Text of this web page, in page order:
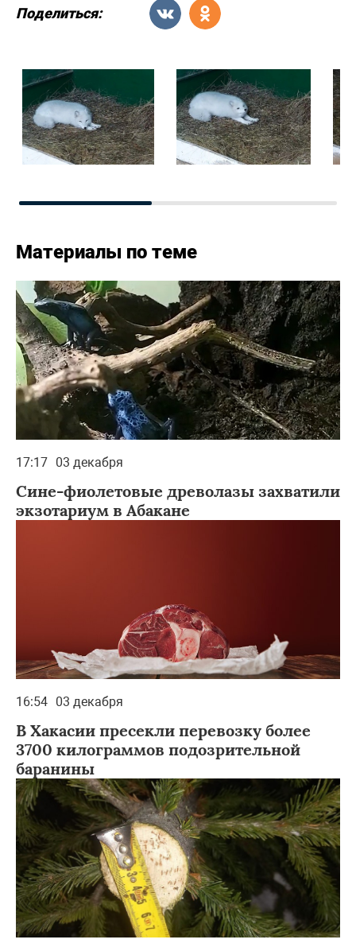
Поделиться:
Материалы по теме
17:17 03 декабря
Сине-фиолетовые древолазы захватили
экзотариум в Абакане
16:54 03 декабря
В Хакасии пресекли перевозку более
3700 килограммов подозрительной
баранины